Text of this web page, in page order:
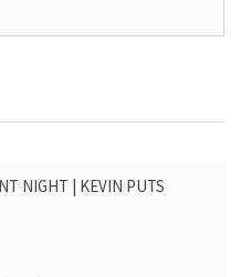
NIGHT | KEVIN PUTS